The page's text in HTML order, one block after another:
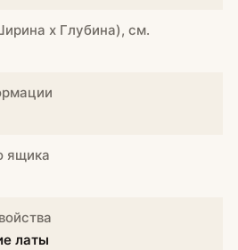
х Глубина), см.
ящика
латы